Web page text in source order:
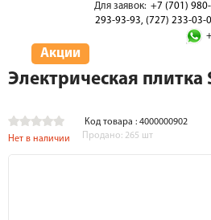
Для заявок: +7 (701)
293-93-93, (727) 233-03-
Акции
Электрическая плитка
Код товара : 4000000902
Нет в наличии
Продано: 265 шт